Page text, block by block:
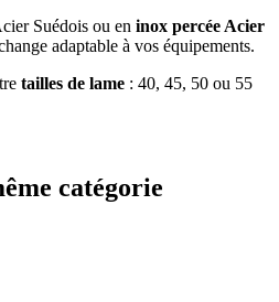
Suédois ou en inox percée Acier
adaptable à vos équipements.
tailles de lame : 40, 45, 50 ou 55
catégorie